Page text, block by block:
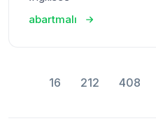
abartmalı
16 212 408